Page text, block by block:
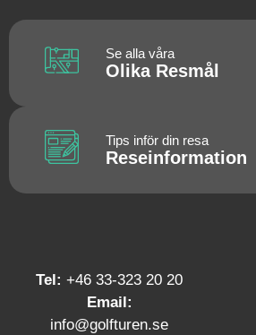
Se alla våra
Olika Resmål
Tips inför din resa
Reseinformation
Tel: +46 33-323 20 20
Email:
info@golfturen.se